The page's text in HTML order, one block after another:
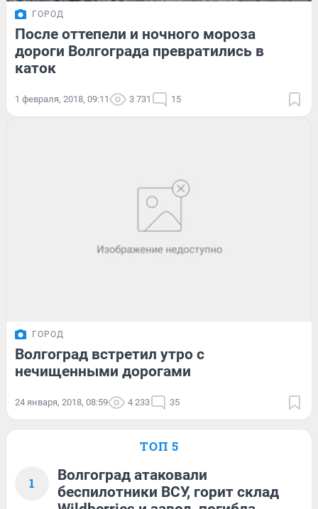
ГОРОД
После оттепели и ночного мороза
дороги Волгограда превратились в
каток
1 февраля, 2018, 09:11 3 731 15
ГОРОД
Волгоград встретил утро с
нечищенными дорогами
24 января, 2018, 08:59 4 233 35
ТОП 5
1
Волгоград атаковали
беспилотники ВСУ, горит склад